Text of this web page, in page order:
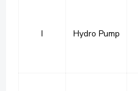
I Hydro Pump